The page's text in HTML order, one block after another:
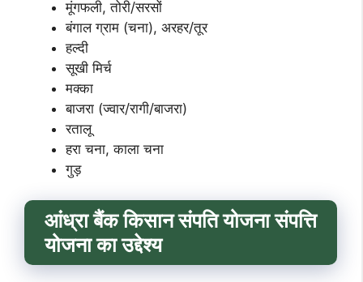
मूंगफली, तोरी/सरसों
बंगाल ग्राम (चना), अरहर/तूर
हल्दी
सूखी मिर्च
मक्का
बाजरा (ज्वार/रागी/बाजरा)
रतालू
हरा चना, काला चना
गुड़
आंध्रा बैंक किसान संपति योजना संपत्ति
योजना का उद्देश्य